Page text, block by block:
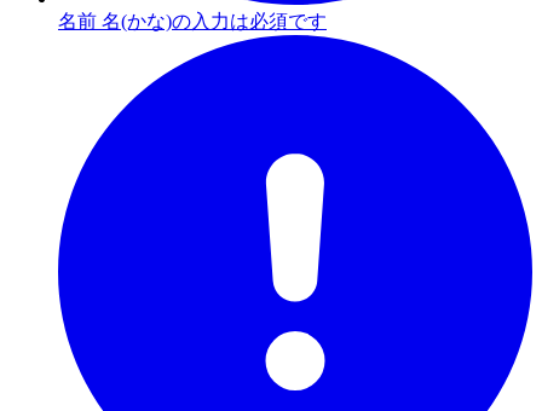
名前 名(かな)の入力は必須です